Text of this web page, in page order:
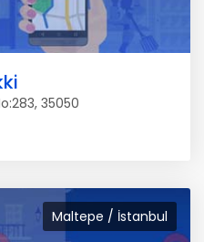
35050
Maltepe / İstanbul